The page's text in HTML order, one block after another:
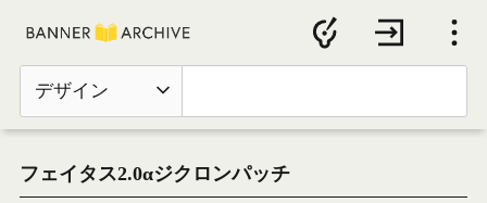
デザイン
フェイタス2.0αジクロンパッチ